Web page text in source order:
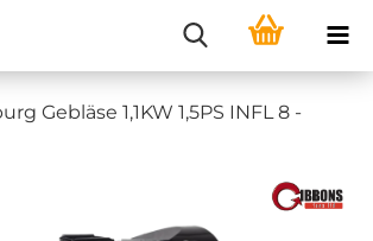
Gebläse 1,1KW 1,5PS INFL 8 -